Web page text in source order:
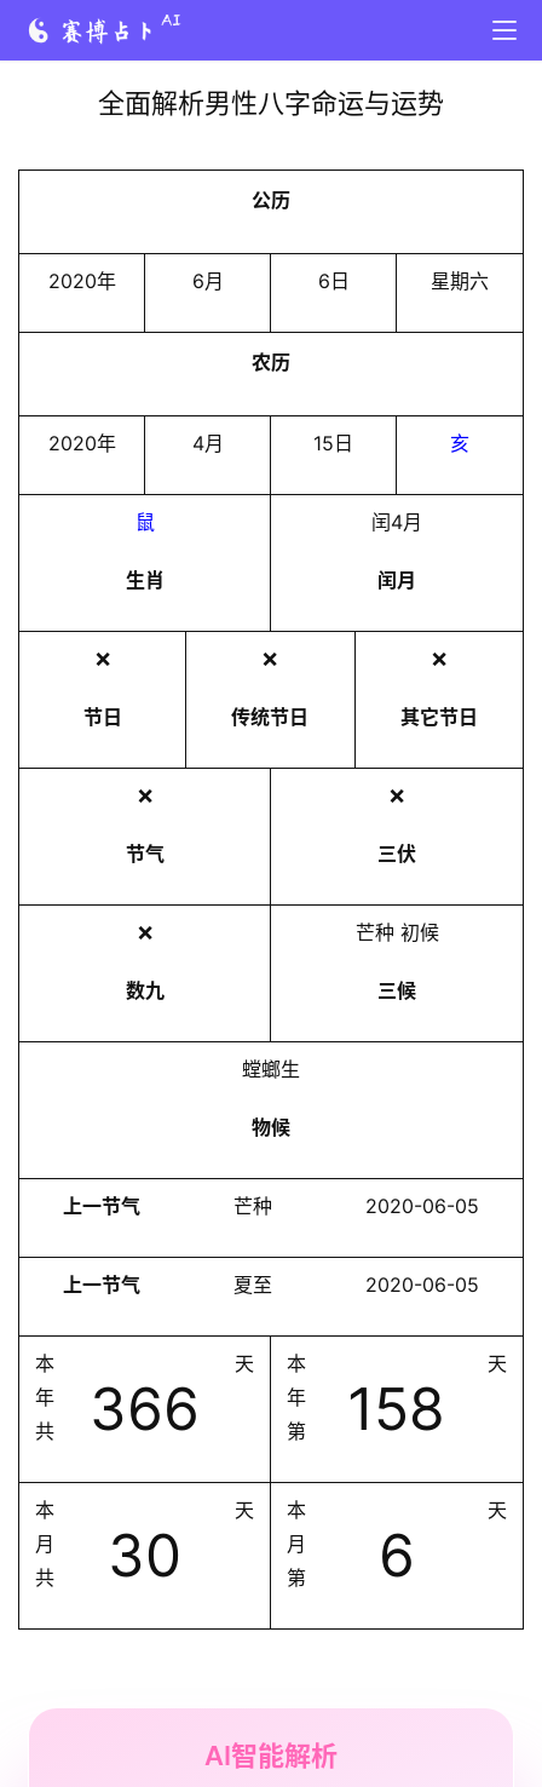
全面解析男性八字命运与运势
公历
2020年 6月 6日 星期六
农历
2020年 4月 15日 亥
鼠
生肖
闰4月
闰月
❌
节日
❌
传统节日
❌
其它节日
❌
节气
❌
三伏
❌
数九
芒种 初候
三候
螳螂生
物候
上一节气 芒种 2020-06-05
上一节气 夏至 2020-06-05
本
年
共
366
天
本
年
第
158
天
本
月
共
30
天
本
月
第
6
天
AI智能解析